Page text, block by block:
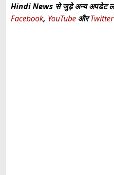
Hindi News से जुड़े अन्य अपडेट
Facebook, YouTube औरTwitter